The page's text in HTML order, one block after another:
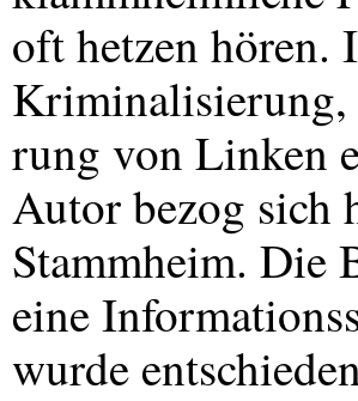
oft hetzen hören.
Kriminalisierung,
rung von Linken
Autor bezog sich
Stammheim. Die
eine
wurde